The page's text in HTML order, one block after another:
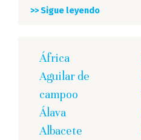
>> Sigue leyendo
África
Aguilar de
campoo
Álava
Albacete